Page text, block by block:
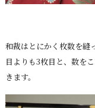
和裁はとにかく枚数を縫
目よりも3枚目と、数を
きます。